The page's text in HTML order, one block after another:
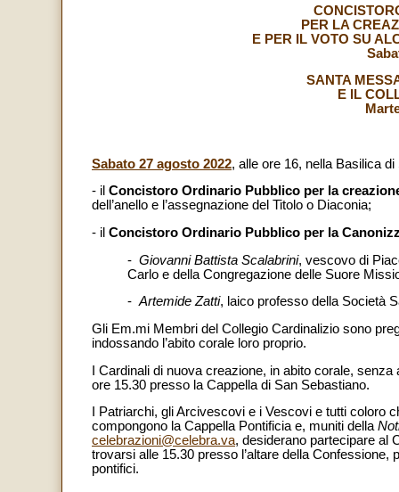
PER LA
E PER IL VOTO SU
SANTA
E IL
Sabato 27 agosto 2022, alle ore 16, nella Basilica
- il Concistoro Ordinario Pubblico per la
dell’anello e l’assegnazione del Titolo o Diaconia;
- il Concistoro Ordinario Pubblico per la
- Giovanni Battista Scalabrini, vescovo di
Carlo e della Congregazione delle Suore
-Artemide Zatti, laico professo della Società
Gli Em.mi Membri del Collegio Cardinalizio sono
indossando l’abito corale loro proprio.
I Cardinali di nuova creazione, in abito corale,
ore 15.30 presso la Cappella di San Sebastiano.
I Patriarchi, gli Arcivescovi e i Vescovi e tutti coloro
compongono la Cappella Pontificia e, muniti della
celebrazioni@celebra.va, desiderano partecipare al
trovarsi alle 15.30 presso l’altare della
pontifici.